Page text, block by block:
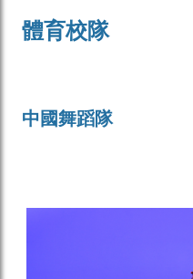
體育校隊
中國舞蹈隊